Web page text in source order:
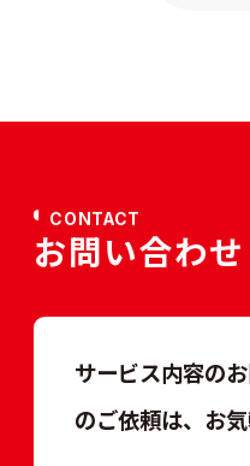
お問い合わせ
CONTACT
サービス内容の
のご依頼は、 お